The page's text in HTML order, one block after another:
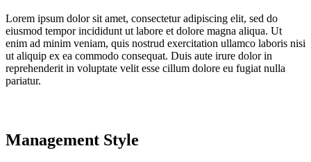
Lorem ipsum dolor sit amet, consectetur adipiscing elit, sed do
eiusmod tempor incididunt ut labore et dolore magna aliqua. Ut
enim ad minim veniam, quis nostrud exercitation ullamco laboris nisi
ut aliquip ex ea commodo consequat. Duis aute irure dolor in
reprehenderit in voluptate velit esse cillum dolore eu fugiat nulla
pariatur.
Management Style